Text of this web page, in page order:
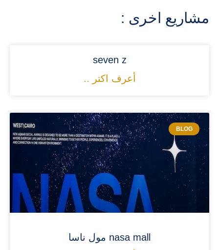
مشاريع اخرى :
seven z
أعرف اكتر ..
BLOG
nasa mall مول ناسا